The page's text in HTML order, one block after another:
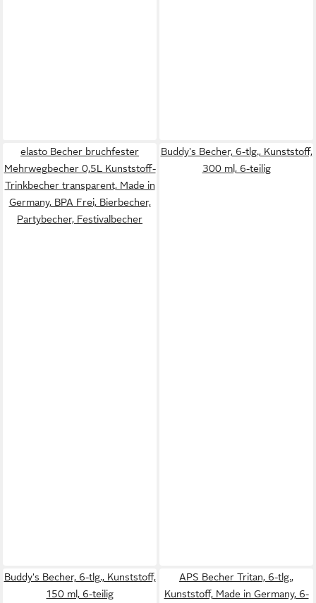
elasto Becher bruchfester
Mehrwegbecher 0,5L Kunststoff-
Trinkbecher transparent, Made in
Germany, BPA Frei, Bierbecher,
Partybecher, Festivalbecher
Buddy's Becher, 6-tlg., Kunststoff,
300 ml, 6-teilig
Buddy's Becher, 6-tlg., Kunststoff,
150 ml, 6-teilig
APS Becher Tritan, 6-tlg.,
Kunststoff, Made in Germany, 6-